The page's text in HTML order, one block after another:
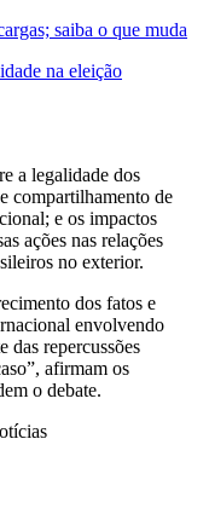
saiba o que muda
na eleição
a legalidade dos
compartilhamento de
e os impactos
ações nas relações
no exterior.
dos fatos e
envolvendo
das repercussões
afirmam os
o debate.